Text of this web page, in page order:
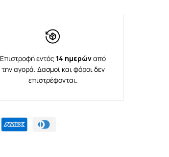
Επιστροφή εντός 14 ημερώναπό
την αγορά. Δασμοί και φόροι δεν
επιστρέφονται.